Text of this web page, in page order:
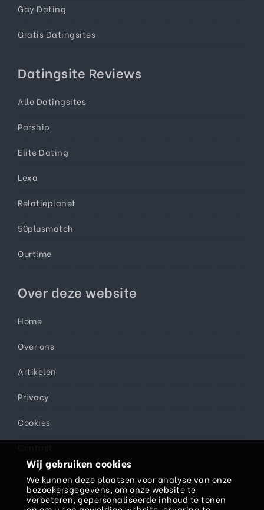
Gay Dating
Gratis Datingsites
Datingsite Reviews
Alle Datingsites
Parship
Elite Dating
Lexa
Relatieplanet
50plusmatch
Ourtime
Over deze website
Home
Over ons
Artikelen
Privacy
Cookies
Wij gebruiken cookies
We kunnen deze plaatsen voor analyse van onze
bezoekersgegevens, om onze website te
verbeteren, gepersonaliseerde inhoud te tonen